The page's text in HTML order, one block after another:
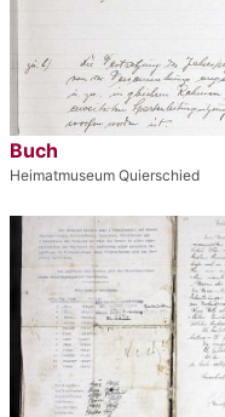
Buch
Heimatmuseum Quierschied